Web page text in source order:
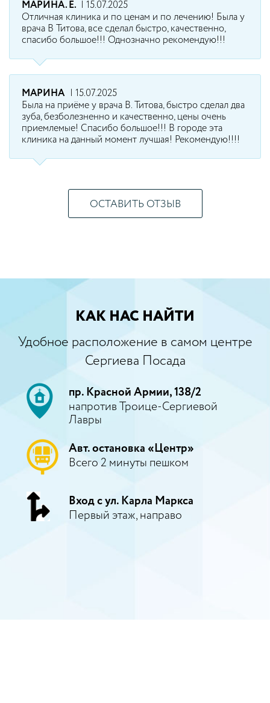
МАРИНА. Е.
| 15.07.2025
Отличная клиника и по ценам и по лечению! Была у
врача В Титова, все сделал быстро, качественно,
спасибо большое!!! Однозначно рекомендую!!!
МАРИНА
| 15.07.2025
Была на приёме у врача В. Титова, быстро сделал два
зуба, безболезненно и качественно, цены очень
приемлемые! Спасибо большое!!! В городе эта
клиника на данный момент лучшая! Рекомендую!!!!
ОСТАВИТЬ ОТЗЫВ
КАК НАС НАЙТИ
Удобное расположение в самом центре
Сергиева Посада
пр. Красной Армии, 138/2
напротив Троице-Сергиевой
Лавры
Авт. остановка «Центр»
Всего 2 минуты пешком
Вход с ул. Карла Маркса
Первый этаж, направо